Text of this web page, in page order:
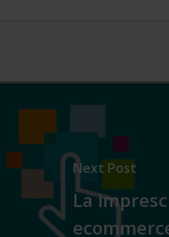
Next Post
La